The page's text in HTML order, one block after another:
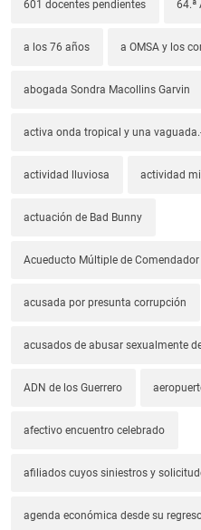
601 docentes pendientes 64.ª
a los 76 años a OMSA y los
abogada Sondra Macollins Garvin
activa onda tropical y una
actividad lluviosa actividad
actuación de Bad Bunny
Acueducto Múltiple de Comendador
acusada por presunta corrupción
acusados de abusar sexualmente
ADN de los Guerrero
afectivo encuentro celebrado
afiliados cuyos siniestros y
agenda económica desde su